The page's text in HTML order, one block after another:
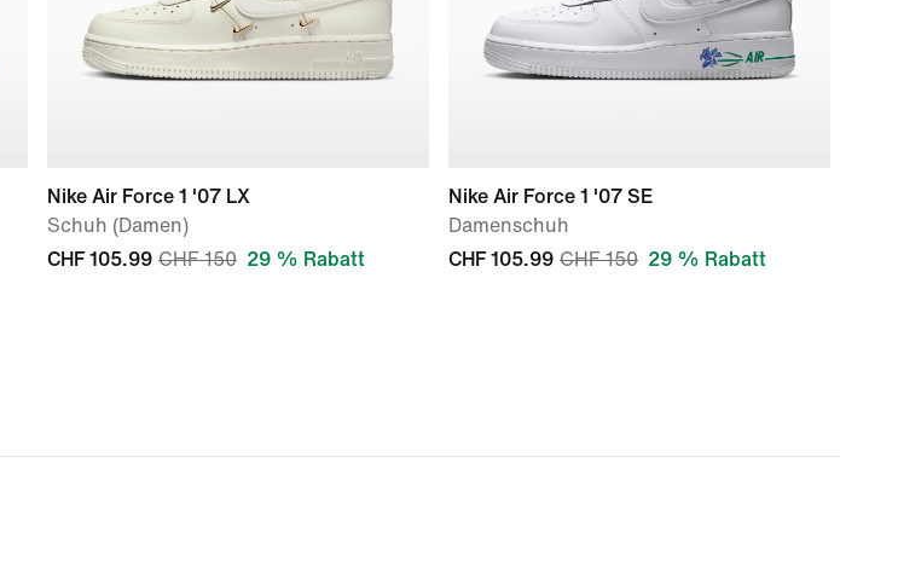
Nike Air Force 1 '07 LX
Schuh (Damen)
CHF 105.99 CHF 150 29 % Rabatt
Nike Air Force 1 '07 SE
Damenschuh
CHF 105.99 CHF 150 29 % Rabatt